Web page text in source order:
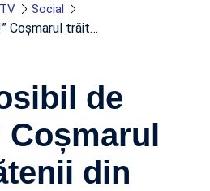
Social
Coșmarul trăit…
de
Coșmarul
din